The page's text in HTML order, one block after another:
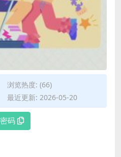
浏览热度: (66)
最近更新: 2026-05-20
密码